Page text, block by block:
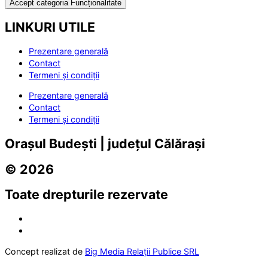
Accept categoria Funcționalitate
LINKURI UTILE
Prezentare generală
Contact
Termeni și condiții
Prezentare generală
Contact
Termeni și condiții
Orașul Budești | județul Călărași
© 2026
Toate drepturile rezervate
Concept realizat de Big Media Relații Publice SRL